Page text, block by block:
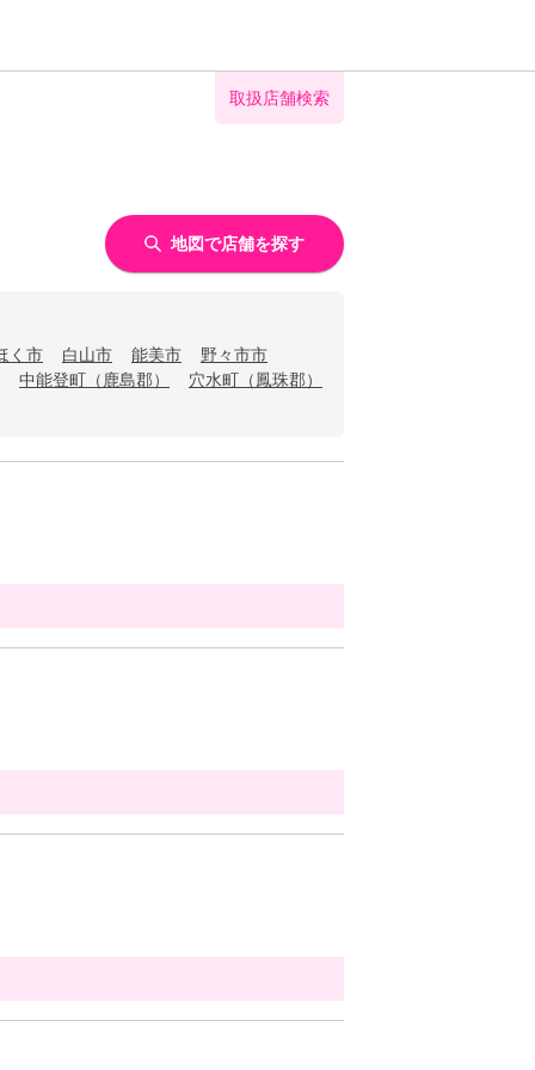
取扱店舗検索
地図で店舗を探す
く市 白山市 能美市
野々市市
中能登町（鹿島郡）
穴水町（鳳珠郡）